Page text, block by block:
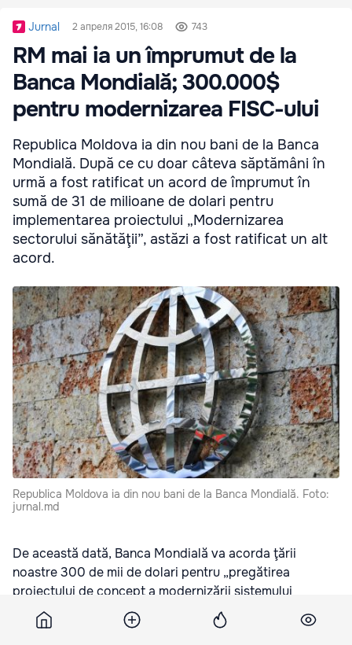
Jurnal 2 апреля 2015, 16:08 743
RM mai ia un împrumut de la
Banca Mondială; 300.000$
pentru modernizarea FISC-ului
Republica Moldova ia din nou bani de la Banca
Mondială. După ce cu doar câteva săptămâni în
urmă a fost ratificat un acord de împrumut în
sumă de 31 de milioane de dolari pentru
implementarea proiectului „Modernizarea
sectorului sănătăţii”, astăzi a fost ratificat un alt
acord.
Republica Moldova ia din nou bani de la Banca Mondială. Foto:
jurnal.md
De această dată, Banca Mondială va acorda ţării
noastre 300 de mii de dolari pentru „pregătirea
proiectului de concept a modernizării sistemului
fiscal”. Acordul care prevede acest lucru a fost ratificat
astăzi în Parlament.